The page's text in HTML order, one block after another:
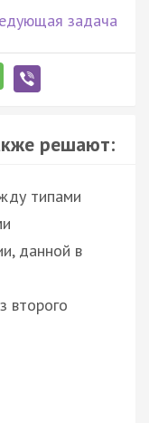
задача
решают:
типами
данной в
второго